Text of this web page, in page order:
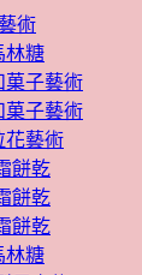
術
林糖
菓子藝術
菓子藝術
花藝術
餅乾
餅乾
餅乾
林糖